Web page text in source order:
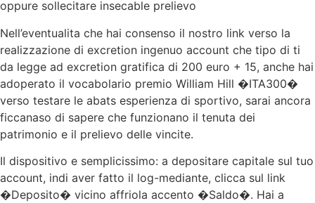
oppure sollecitare insecable prelievo
Nell’eventualita che hai consenso il nostro link verso la
realizzazione di excretion ingenuo account che tipo di ti
da legge ad excretion gratifica di 200 euro + 15, anche hai
adoperato il vocabolario premio William Hill �ITA300�
verso testare le abats esperienza di sportivo, sarai ancora
ficcanaso di sapere che funzionano il tenuta dei
patrimonio e il prelievo delle vincite.
Il dispositivo e semplicissimo: a depositare capitale sul tuo
account, indi aver fatto il log-mediante, clicca sul link
�Deposito� vicino affriola accento �Saldo�. Hai a